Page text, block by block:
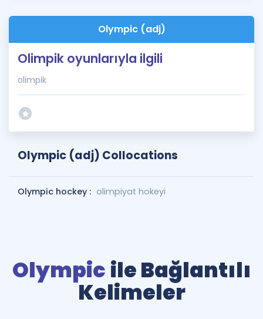
İngilizce Gramer
Olympic (adj)
Olimpik oyunlarıyla ilgili
olimpik
Olympic (adj) Collocations
Olympic hockey : olimpiyat hokeyi
Olympic ile Bağlantılı
Kelimeler